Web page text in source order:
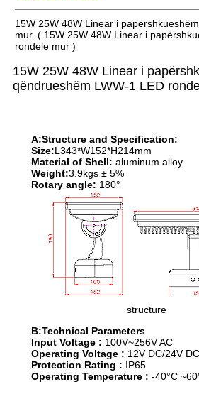
15W 25W 48W Linear i
mur. ( 15W 25W 48W Linear i
rondele mur )
15W 25W 48W Linear i
qëndrueshëm LWW-1 LED
A:Structure and Specification:
Size:L343*W152*H214mm
Material of Shell: aluminum alloy
Weight:3.9kgs ± 5%
Rotary angle: 180°
structure
B:Technical Parameters
Input Voltage : 100V~256V AC
Operating Voltage : 12V DC/24V DC
Protection Rating : IP65
Operating Temperature : -40°C